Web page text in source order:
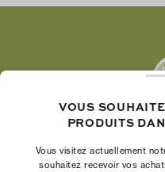
Pinterest
La Fondation Tory
VOUS
PRODUITS
Vous visitez actuellement
souhaitez recevoir vos